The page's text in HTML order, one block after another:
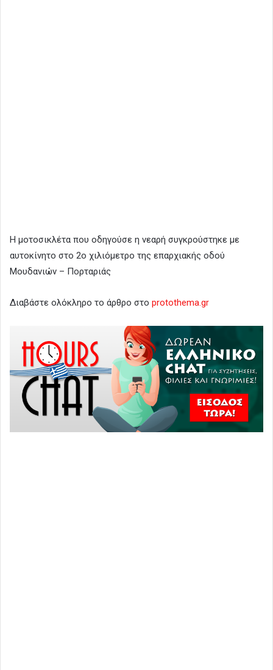
Η μοτοσικλέτα που οδηγούσε η νεαρή συγκρούστηκε με
αυτοκίνητο στο 2ο χιλιόμετρο της επαρχιακής οδού
Μουδανιών – Πορταριάς
Διαβάστε ολόκληρο το άρθρο στο protothema.gr